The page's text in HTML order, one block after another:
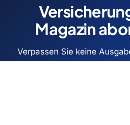
Magazin
Verpassen Sie keine
abonnieren und Zugang zu